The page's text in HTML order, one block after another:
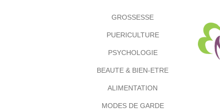
GROSSESSE
PUERICULTURE
PSYCHOLOGIE
BEAUTE & BIEN-ETRE
ALIMENTATION
MODES DE GARDE